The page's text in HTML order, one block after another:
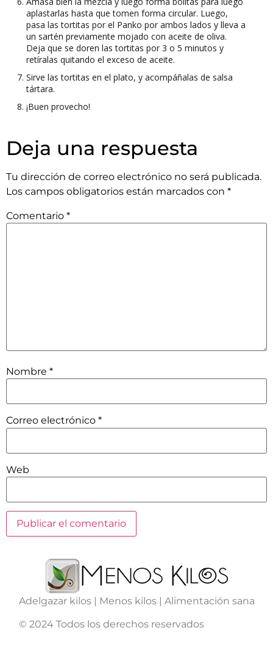
aplastarlas hasta que tomen forma circular. Luego,
pasa las tortitas por el Panko por ambos lados y lleva a
un sartén previamente mojado con aceite de oliva.
Deja que se doren las tortitas por 3 o 5 minutos y
retíralas quitando el exceso de aceite.
Sirve las tortitas en el plato, y acompáñalas de salsa
tártara.
¡Buen provecho!
Deja una respuesta
Tu dirección de correo electrónico no será publicada.
Los campos obligatorios están marcados con *
Comentario *
Nombre *
Correo electrónico *
Web
Adelgazar kilos | Menos kilos | Alimentación sana
© 2024 Todos los derechos reservados